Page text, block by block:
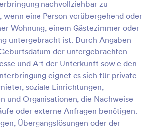
nachvollziehbar zu
wenn eine Person vorübergehend oder
Wohnung, einem Gästezimmer oder
untergebracht ist. Durch Angaben
der untergebrachten
und Art der Unterkunft sowie den
eignet es sich für private
soziale Einrichtungen,
und Organisationen, die Nachweise
oder externe Anfragen benötigen.
Übergangslösungen oder der
Vorschau